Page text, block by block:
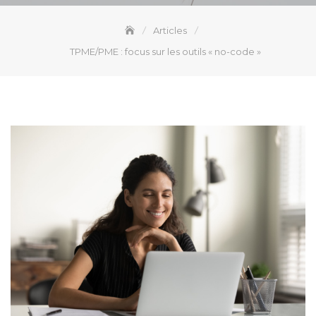
Articles
TPME/PME : focus sur les outils « no-code »